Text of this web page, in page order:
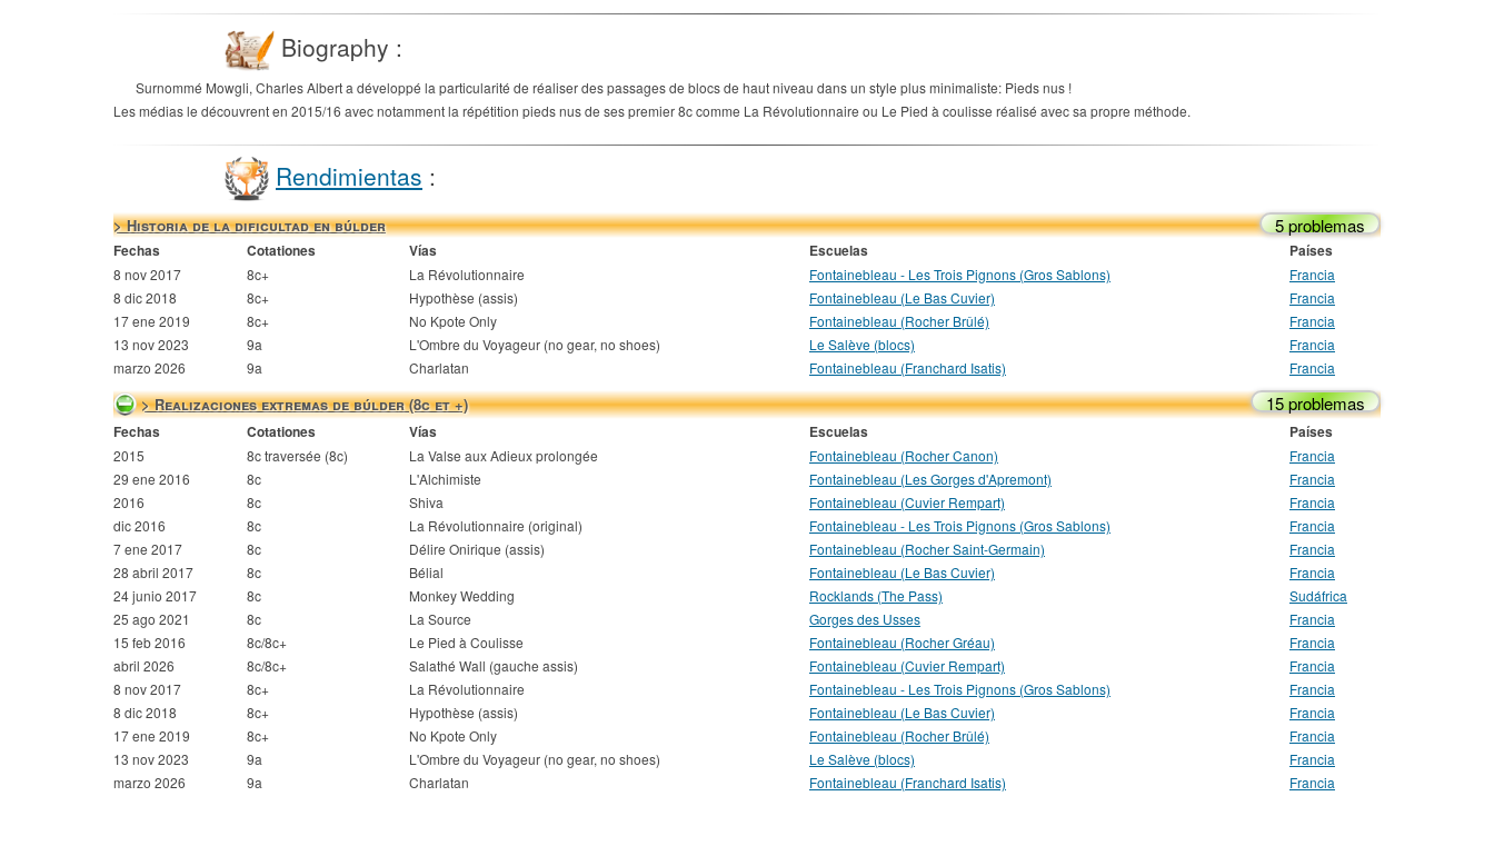
Biography :
Surnommé Mowgli, Charles Albert a développé la particularité de réaliser des passages de blocs de haut niveau dans un style plus minimaliste: Pieds nus !
Les médias le découvrent en 2015/16 avec notamment la répétition pieds nus de ses premier 8c comme La Révolutionnaire ou Le Pied à coulisse réalisé avec sa propre méthode.
Rendimientas :
> Historia de la dificultad en búlder 5 problemas
Fechas Cotationes Vías Escuelas Países
8 nov 2017 8c+ La Révolutionnaire Fontainebleau - Les Trois Pignons (Gros Sablons)
Francia
8 dic 2018
8c+ Hypothèse (assis) Fontainebleau (Le Bas Cuvier)
Francia
17 ene 2019
8c+ No Kpote Only Fontainebleau (Rocher Brûlé)
Francia
13 nov 2023
9a L'Ombre du Voyageur (no gear, no shoes) Le Salève (blocs)
Francia
marzo 2026
9a Charlatan Fontainebleau (Franchard Isatis) Francia
> Realizaciones extremas de búlder (8c et +) 15 problemas
Fechas Cotationes Vías Escuelas Países
2015 8c traversée (8c) La Valse aux Adieux prolongée Fontainebleau (Rocher Canon)
Francia
29 ene 2016
8c L'Alchimiste Fontainebleau (Les Gorges d'Apremont)
Francia
2016
8c Shiva Fontainebleau (Cuvier Rempart)
Francia
dic 2016
8c La Révolutionnaire (original) Fontainebleau - Les Trois Pignons (Gros Sablons)
Francia
7 ene 2017
8c Délire Onirique (assis) Fontainebleau (Rocher Saint-Germain)
Francia
28 abril 2017
8c Bélial Fontainebleau (Le Bas Cuvier)
Francia
24 junio 2017
8c Monkey Wedding Rocklands (The Pass)
Sudáfrica
25 ago 2021
8c La Source Gorges des Usses
Francia
15 feb 2016
8c/8c+ Le Pied à Coulisse Fontainebleau (Rocher Gréau)
Francia
abril 2026
8c/8c+ Salathé Wall (gauche assis) Fontainebleau (Cuvier Rempart)
Francia
8 nov 2017
8c+ La Révolutionnaire Fontainebleau - Les Trois Pignons (Gros Sablons)
Francia
8 dic 2018
8c+ Hypothèse (assis) Fontainebleau (Le Bas Cuvier)
Francia
17 ene 2019
8c+ No Kpote Only Fontainebleau (Rocher Brûlé)
Francia
13 nov 2023
9a L'Ombre du Voyageur (no gear, no shoes) Le Salève (blocs)
Francia
marzo 2026
9a Charlatan Fontainebleau (Franchard Isatis) Francia